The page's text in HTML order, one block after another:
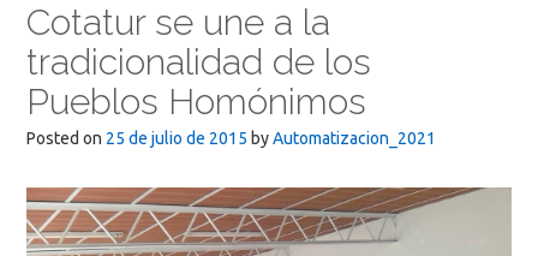
Cotatur se une a la
tradicionalidad de los
Pueblos Homónimos
Posted on 25 de julio de 2015 byAutomatizacion_2021